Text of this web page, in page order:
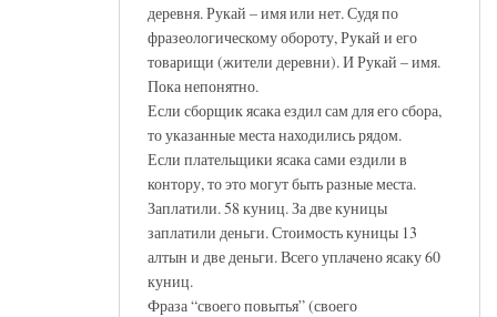
деревня. Рукай – имя или нет. Судя по
фразеологическому обороту, Рукай и его
товарищи (жители деревни). И Рукай – имя.
Пока непонятно.
Если сборщик ясака ездил сам для его сбора,
то указанные места находились рядом.
Если плательщики ясака сами ездили в
контору, то это могут быть разные места.
Заплатили. 58 куниц. За две куницы
заплатили деньги. Стоимость куницы 13
алтын и две деньги. Всего уплачено ясаку 60
куниц.
Фраза “своего повытья” (своего